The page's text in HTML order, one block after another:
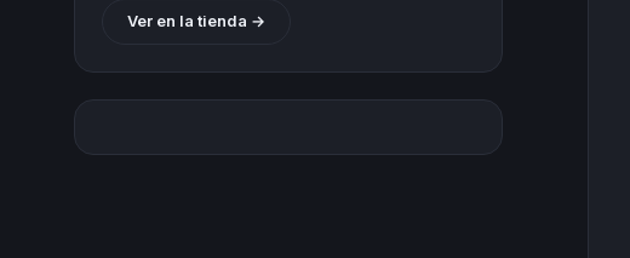
Ver en la tienda →